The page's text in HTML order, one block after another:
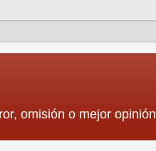
omisión o mejor opinión